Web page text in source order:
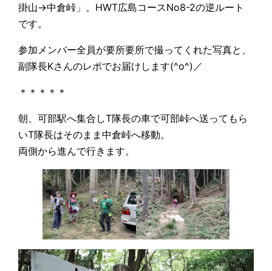
掛山→中倉峠」。HWT広島コースNo8-2の逆ルート
です。
参加メンバー全員が要所要所で撮ってくれた写真と、
副隊長Kさんのレポでお届けします(^o^)／
＊＊＊＊＊
朝、可部駅へ集合しT隊長の車で可部峠へ送ってもら
いT隊長はそのまま中倉峠へ移動。
両側から進んで行きます。